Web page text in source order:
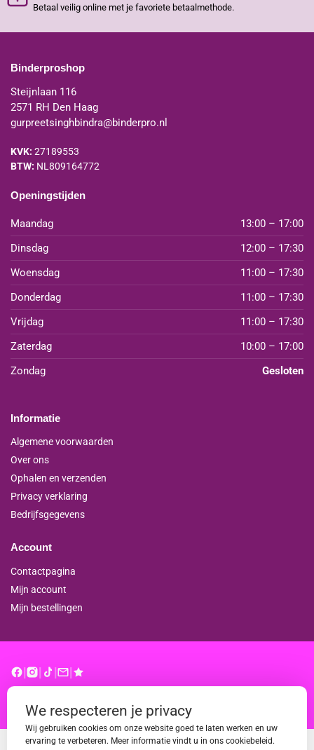
Betaal veilig online met je favoriete betaalmethode.
Binderproshop
Steijnlaan 116
2571 RH Den Haag
gurpreetsinghbindra@binderpro.nl
KVK: 27189553
BTW: NL809164772
Openingstijden
Maandag
13:00 – 17:00
Dinsdag
12:00 – 17:30
Woensdag
11:00 – 17:30
Donderdag
11:00 – 17:30
Vrijdag
11:00 – 17:30
Zaterdag
10:00 – 17:00
Zondag
Gesloten
Informatie
Algemene voorwaarden
Over ons
Ophalen en verzenden
Privacy verklaring
Bedrijfsgegevens
Account
Contactpagina
Mijn account
Mijn bestellingen
We respecteren je privacy
Wij gebruiken cookies om onze website goed te laten werken en uw
ervaring te verbeteren. Meer informatie vindt u in ons cookiebeleid.